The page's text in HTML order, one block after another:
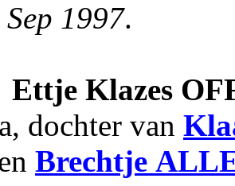
1997.
Ettje Klazes
dochter van
Brechtje